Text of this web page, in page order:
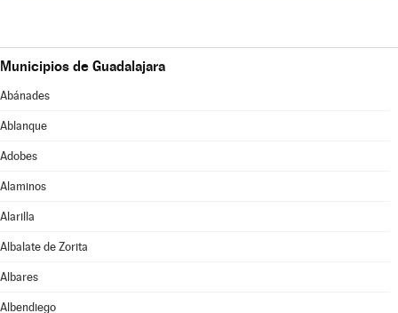
Municipios de Guadalajara
Abánades
Ablanque
Adobes
Alaminos
Alarilla
Albalate de Zorita
Albares
Albendiego